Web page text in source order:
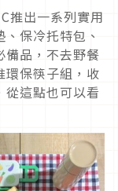
推出一系列實用
保冷托特包、
備品，不去野餐
環保筷子組，收
這點也可以看